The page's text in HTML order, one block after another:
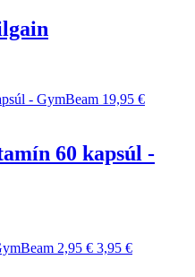
19,95 €
60 kapsúl -
2,95 € 3,95 €